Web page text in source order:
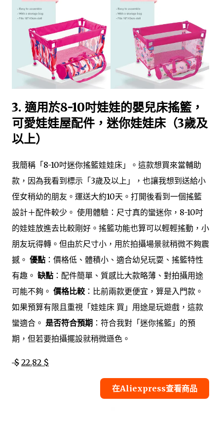
3. 適用於8-10吋娃娃的嬰兒床搖籃，
可愛娃娃屋配件，迷你娃娃床（3歲及
以上）
我簡稱「8-10吋迷你搖籃娃娃床」。這款想買來當輔助
款，因為我看到標示「3歲及以上」，也讓我想到送給小
侄女稍幼的朋友。運送大約10天。打開後看到一個搖籃
設計＋配件較少。 使用體驗：尺寸真的蠻迷你，8-10吋
的娃娃放進去比較剛好。搖籃功能也算可以輕輕搖動，小
朋友玩得轉。但由於尺寸小，用於拍攝場景就稍微不夠震
撼。 優點 ：價格低、體積小、適合幼兒玩耍、搖籃特性
有趣。 缺點 ：配件簡單、質感比大款略薄、對拍攝用途
可能不夠。 價格比較 ：比前兩款更便宜，算是入門款。
如果預算有限且重視「娃娃床 買」用途是玩遊戲，這款
蠻適合。 是否符合預期 ：符合我對「迷你搖籃」的預
期，但若要拍攝擺設就稍微遜色。
$ 22,82 $
在Aliexpress查看商品